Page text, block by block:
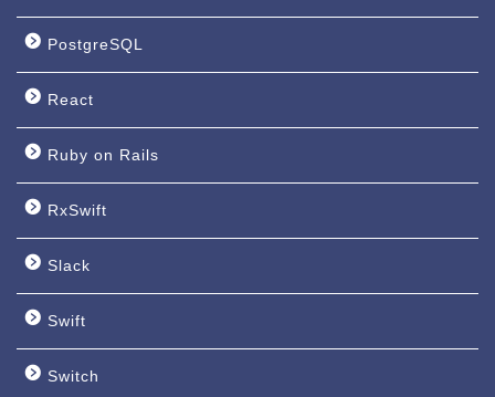
PostgreSQL
React
Ruby on Rails
RxSwift
Slack
Swift
Switch